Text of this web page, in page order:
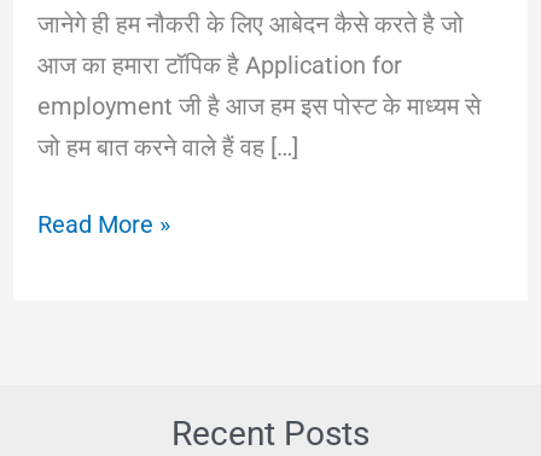
जानेगे ही हम नौकरी के लिए आबेदन कैसे करते है जो
आज का हमारा टॉपिक है Application for
employment जी है आज हम इस पोस्ट के माध्यम से
जो हम बात करने वाले हैं वह […]
Job
Read More »
Recent Posts